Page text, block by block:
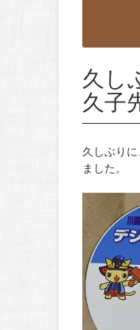
久し
久子
久しぶり
ました。